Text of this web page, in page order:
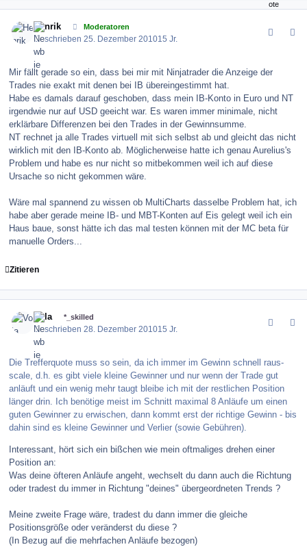
Henrik Moderatoren
Geschrieben25. Dezember 201015 Jr.
Mir fällt gerade so ein, dass bei mir mit Ninjatrader die Anzeige der
Trades nie exakt mit denen bei IB übereingestimmt hat.
Habe es damals darauf geschoben, dass mein IB-Konto in Euro und NT
irgendwie nur auf USD geeicht war. Es waren immer minimale, nicht
erklärbare Differenzen bei den Trades in der Gewinnsumme.
NT rechnet ja alle Trades virtuell mit sich selbst ab und gleicht das nicht
wirklich mit den IB-Konto ab. Möglicherweise hatte ich genau Aurelius's
Problem und habe es nur nicht so mitbekommen weil ich auf diese
Ursache so nicht gekommen wäre.
Wäre mal spannend zu wissen ob MultiCharts dasselbe Problem hat, ich
habe aber gerade meine IB- und MBT-Konten auf Eis gelegt weil ich ein
Haus baue, sonst hätte ich das mal testen können mit der MC beta für
manuelle Orders...
Zitieren
Vola *_skilled
Geschrieben28. Dezember 201015 Jr.
Die Trefferquote muss so sein, da ich immer im Gewinn schnell raus-
scale, d.h. es gibt viele kleine Gewinner und nur wenn der Trade gut
anläuft und ein wenig mehr taugt bleibe ich mit der restlichen Position
länger drin. Ich benötige meist im Schnitt maximal 8 Anläufe um einen
guten Gewinner zu erwischen, dann kommt erst der richtige Gewinn - bis
dahin sind es kleine Gewinner und Verlier (sowie Gebühren).
Interessant, hört sich ein bißchen wie mein oftmaliges drehen einer
Position an:
Was deine öfteren Anläufe angeht, wechselt du dann auch die Richtung
oder tradest du immer in Richtung "deines" übergeordneten Trends ?
Meine zweite Frage wäre, tradest du dann immer die gleiche
Positionsgröße oder veränderst du diese ?
(In Bezug auf die mehrfachen Anläufe bezogen)